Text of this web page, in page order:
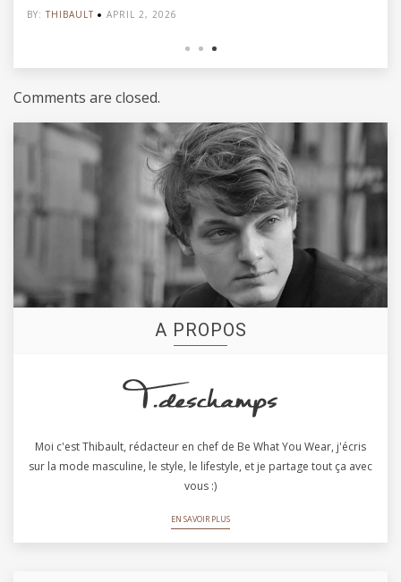
BY: THIBAULT APRIL 2, 2026
Comments are closed.
A PROPOS
Moi c'est Thibault, rédacteur en chef de Be What You Wear, j'écris
sur la mode masculine, le style, le lifestyle, et je partage tout ça avec
vous :)
EN SAVOIR PLUS